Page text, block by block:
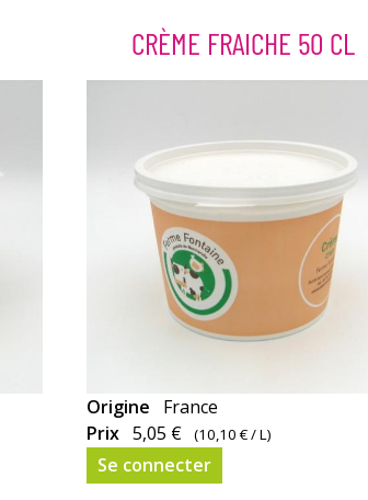
CRÈME FRAICHE 50 CL
Origine
France
Prix 5,05 € (10,10 €/ L)
Se connecter